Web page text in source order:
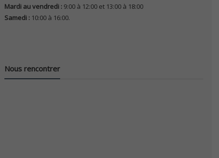
Mardi au vendredi : 9:00 à 12:00 et 13:00 à 18:00
Samedi : 10:00 à 16:00.
Nous rencontrer